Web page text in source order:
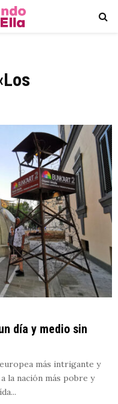
día y medio sin
más intrigante y
la nación más pobre y